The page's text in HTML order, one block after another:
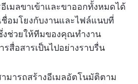
เมลขาเข้าและขาออกทั้งหมดได้
ชื่อมโยงกับงานและไฟล์แนบที่
งช่วยให้ทีมของคุณทำงาน
สื่อสารเป็นไปอย่างราบรื่น
มารถสร้างอีเมลอัตโนมัติตาม